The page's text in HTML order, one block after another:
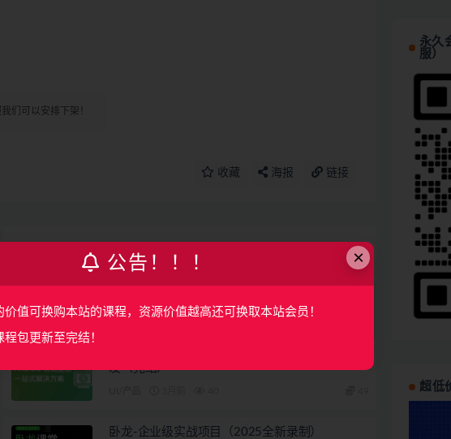
们可以安排下架！
收藏 海报 链接
Origami·动效设计与落地 | 完结
发（完结）
卧龙-企业级实战项目（2025全新录制）
永久
服）
超低
×
公告！！！
价值可换购本站的课程，资源价值越高还可换取本站会员！
包更新至完结！